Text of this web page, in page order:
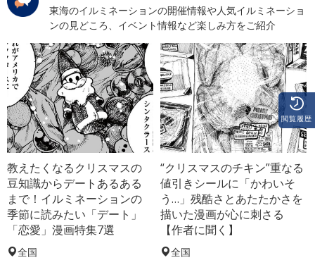
東海のイルミネーションの開催情報や人気イルミネーショ
ンの見どころ、イベント情報など楽しみ方をご紹介
教えたくなるクリスマスの
豆知識からデートあるある
まで！イルミネーションの
季節に読みたい「デート」
「恋愛」漫画特集7選
全国
“クリスマスのチキン”重なる
値引きシールに「かわいそ
う…」残酷さとあたたかさを
描いた漫画が心に刺さる
【作者に聞く】
全国
閲覧履歴